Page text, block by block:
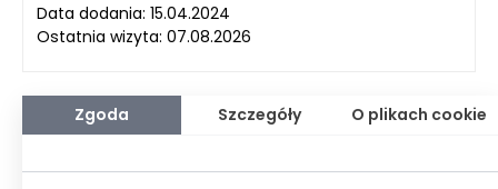
Data dodania: 15.04.2024
Ostatnia wizyta: 07.08.2026
Zgoda Szczegóły O plikach cookie